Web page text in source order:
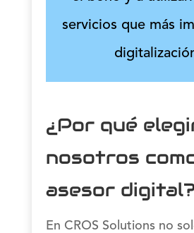
servicios que más
¿Por qué
nosotros
asesor
En CROS Solutions no